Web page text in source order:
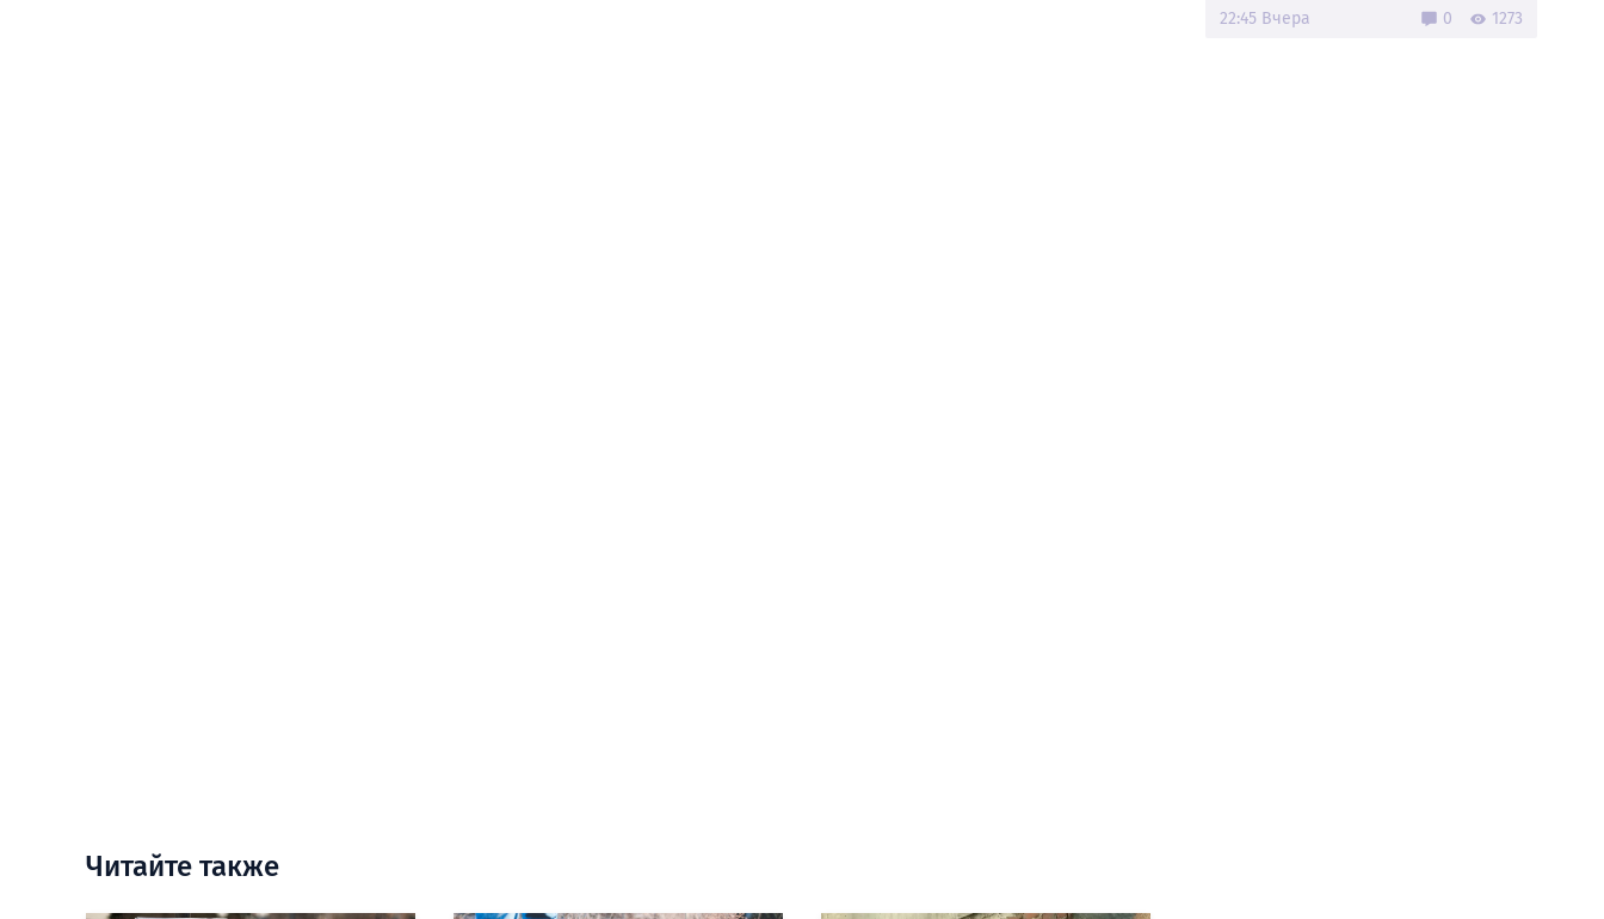
22:45 Вчера 0 1273
Читайте также